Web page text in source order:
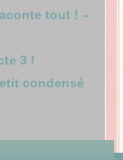
tout ! –
3 !
condensé